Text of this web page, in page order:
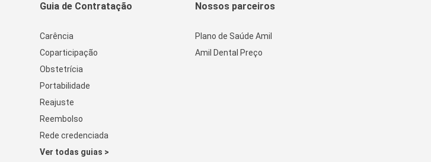
Guia de Contratação
Carência
Coparticipação
Obstetrícia
Portabilidade
Reajuste
Reembolso
Rede credenciada
Ver todas guias >
Nossos parceiros
Plano de Saúde Amil
Amil Dental Preço